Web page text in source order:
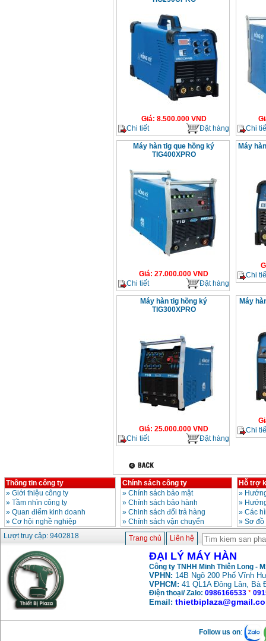
Giá: 8.500.000VND
Chi tiết
Đặt hàng
Chi
Máy hàn tig que hồng ký
TIG400XPRO
Giá: 27.000.000 VND
Chi tiết
Đặt hàng
Máy
Chi
Máy hàn tig hồng ký
TIG300XPRO
Giá: 25.000.000 VND
Chi tiết
Đặt hàng
Máy
Chi
Thông tin công ty
» Giới thiệu công ty
» Tầm nhìn công ty
» Quan điểm kinh doanh
» Cơ hội nghề nghiệp
Chính sách công ty
» Chính sách bảo mật
» Chính sách bảo hành
» Chinh sách đổi trả hàng
» Chính sách vận chuyển
Hỗ trợ
»
»
» Các
» Sơ
Lượt truy cập: 9402818
Trang chủ Liên hệ
ĐẠI LÝ MÁY HÀN
Công ty TNHH Minh Thiên Long -
VPHN: 14B Ngõ 200 Phố Vĩnh
VPHCM: 41 QL1A Đông Lân, Bà
Điện thoại/ Zalo: 0986166533 *
Email:
Follow us on: